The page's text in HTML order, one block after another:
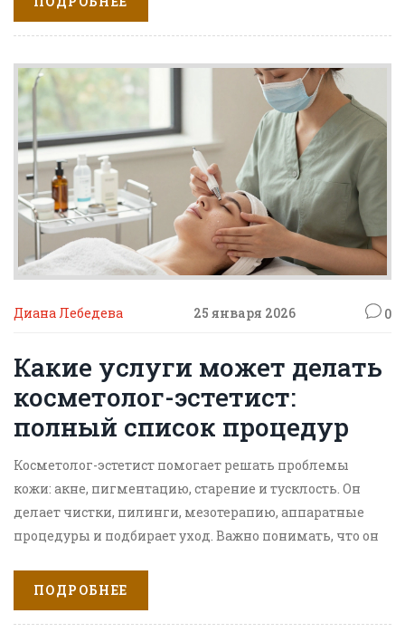
Диана Лебедева 25 января 2026 0
Какие услуги может делать
косметолог-эстетист:
полный список процедур
Косметолог-эстетист помогает решать проблемы
кожи: акне, пигментацию, старение и тусклость. Он
делает чистки, пилинги, мезотерапию, аппаратные
процедуры и подбирает уход. Важно понимать, что он
ПОДРОБНЕЕ